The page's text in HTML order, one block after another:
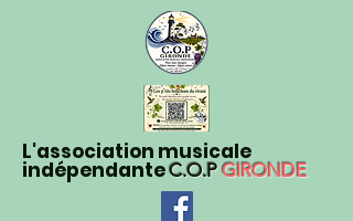
L'association musicale
indépendanteC.O.PGIRONDE